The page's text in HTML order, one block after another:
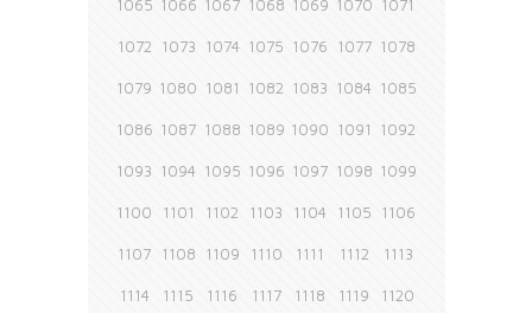
1065 1066 1067 1068 1069 1070 1071
1072 1073 1074 1075 1076 1077 1078
1079 1080 1081 1082 1083 1084 1085
1086 1087 1088 1089 1090 1091 1092
1093 1094 1095 1096 1097 1098 1099
1100 1101 1102 1103 1104 1105 1106
1107 1108 1109 1110 1111 1112 1113
1114 1115 1116 1117 1118 1119 1120